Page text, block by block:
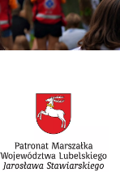
otwiera sie w